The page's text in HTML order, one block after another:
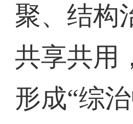
聚、结构
共享共用
形成“综